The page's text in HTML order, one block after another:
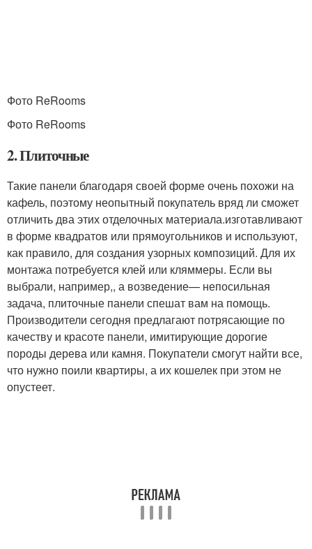
Фото ReRooms
Фото ReRooms
2. Плиточные
Такие панели благодаря своей форме очень похожи на
кафель, поэтому неопытный покупатель вряд ли сможет
отличить два этих отделочных материала.изготавливают
в форме квадратов или прямоугольников и используют,
как правило, для создания узорных композиций. Для их
монтажа потребуется клей или кляммеры. Если вы
выбрали, например,, а возведение— непосильная
задача, плиточные панели спешат вам на помощь.
Производители сегодня предлагают потрясающие по
качеству и красоте панели, имитирующие дорогие
породы дерева или камня. Покупатели смогут найти все,
что нужно поили квартиры, а их кошелек при этом не
опустеет.